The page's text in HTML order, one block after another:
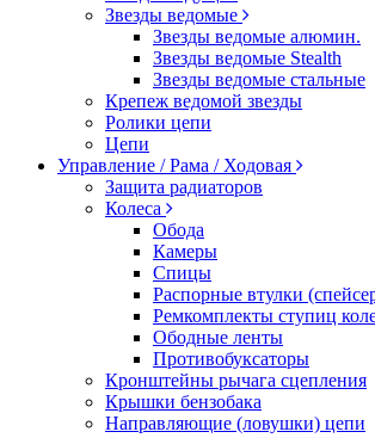
Звезды ведомые
Звезды ведомые алюмин.
Звезды ведомые Stealth
Звезды ведомые стальные
Крепеж ведомой звезды
Ролики цепи
Цепи
Управление / Рама / Ходовая
Защита радиаторов
Колеса
Обода
Камеры
Спицы
Распорные втулки
Ремкомплекты ступиц
Ободные ленты
Противобуксаторы
Кронштейны рычага сцепления
Крышки бензобака
Направляющие (ловушки) цепи